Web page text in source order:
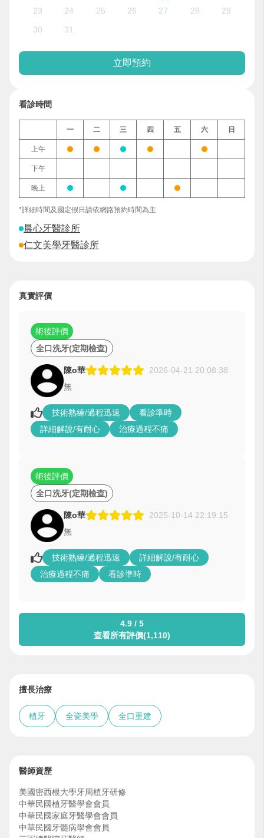
看診時間
一 二 三 四 五 六 日
上午
下午
晚上
*詳細時間及國定假日請依網路預約時間為主
晨心牙醫診所
仁文美學牙醫診所
23
24 25 26 27 28
29
30
31
立即預約
真實評價
全口洗牙(定期檢查)
術後評價
陳o華
2026-04-21 20:08:38
無
技術熟練/過程迅速
看診準時
詳細解說/有耐心
治療過程不痛
全口洗牙(定期檢查)
術後評價
陳o華
2025-10-14 22:19:15
無
技術熟練/過程迅速
詳細解說/有耐心
治療過程不痛
看診準時
4.9 / 5
查看所有評價(1,110)
擅長治療
植牙 全瓷美學 全口重建
醫師資歷
美國密西根大學牙周植牙研修
中華民國植牙醫學會會員
中華民國家庭牙醫學會會員
中華民國牙髓病學會會員